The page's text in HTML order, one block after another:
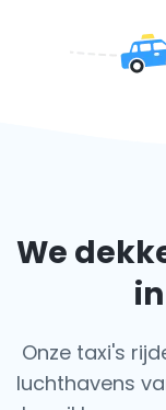
We
Onze taxi's
luchthavens